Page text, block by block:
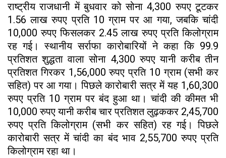
राष्ट्रीय राजधानी में बुधवार को सोना 4,300 रुपए टूटकर
1.56 लाख रुपए प्रति 10 ग्राम पर आ गया, जबकि चांदी
10,000 रुपए फिसलकर 2.45 लाख रुपए प्रति किलोग्राम
रह गई। स्थानीय सर्राफा कारोबारियों ने कहा कि 99.9
प्रतिशत शुद्धता वाला सोना 4,300 रुपए यानी करीब तीन
प्रतिशत गिरकर 1,56,000 रुपए प्रति 10 ग्राम (सभी कर
सहित) पर आ गया। पिछले कारोबारी सत्र में यह 1,60,300
रुपए प्रति 10 ग्राम पर बंद हुआ था। चांदी की कीमत भी
10,000 रुपए यानी करीब चार प्रतिशत लुढ़ककर 2,45,700
रुपए प्रति किलोग्राम (सभी कर सहित) रह गई। पिछले
कारोबारी सत्र में चांदी का बंद भाव 2,55,700 रुपए प्रति
किलोग्राम रहा था।